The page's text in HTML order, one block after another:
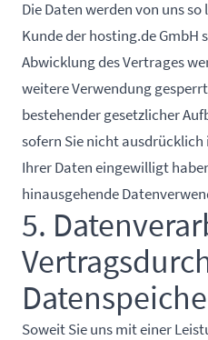
Die Daten werden von uns
Kunde der hosting.de GmbH
Abwicklung des Vertrages
weitere Verwendung
bestehender gesetzlicher
sofern Sie nicht
Ihrer Daten eingewilligt
hinausgehende
5.
Soweit Sie uns mit einer